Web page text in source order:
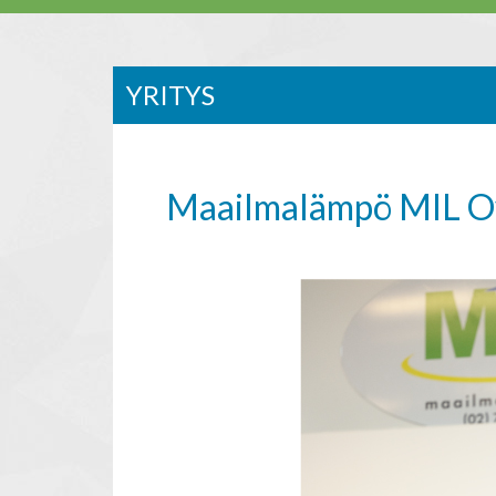
YRITYS
Maailmalämpö MIL